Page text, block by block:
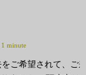
minute
ご希望されて、ご